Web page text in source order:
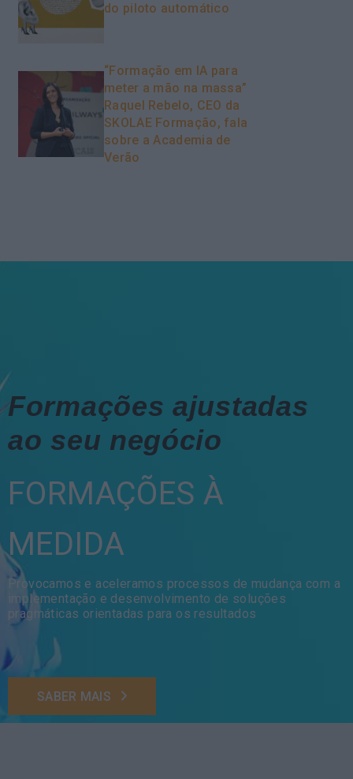
do piloto automático
“Formação em IA para
meter a mão na massa”
Raquel Rebelo, CEO da
SKOLAE Formação, fala
sobre a Academia de
Verão
Formações ajustadas
ao seu negócio
FORMAÇÕES À
MEDIDA
Provocamos e aceleramos processos de mudança com a
implementação e desenvolvimento de soluções
pragmáticas orientadas para os resultados
SABER MAIS